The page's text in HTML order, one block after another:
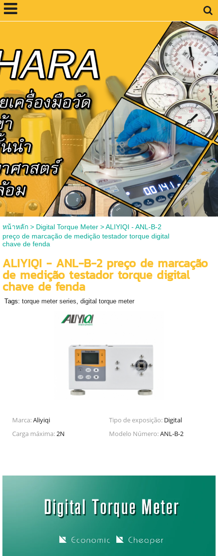
หน้าหลัก> Digital Torque Meter>ALIYIQI - ANL-B-2
preço de marcação de medição testador torque digital
chave de fenda
ALIYIQI - ANL-B-2 preço de marcação
de medição testador torque digital
chave de fenda
Tags: torque meter series, digital torque meter
Marca:Aliyiqi Tipo de exposição: Digital
Carga máxima:2N Modelo Número:ANL-B-2